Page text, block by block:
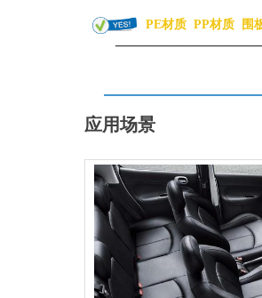
PE材质 PP材质 围
应用场景